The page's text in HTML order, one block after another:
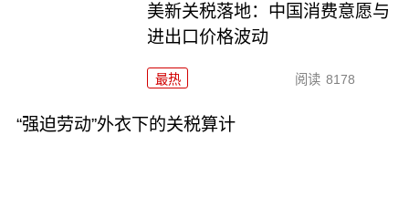
美新关税落地：中国消费意愿与
进出口价格波动
最热 阅读 8178
“强迫劳动”外衣下的关税算计